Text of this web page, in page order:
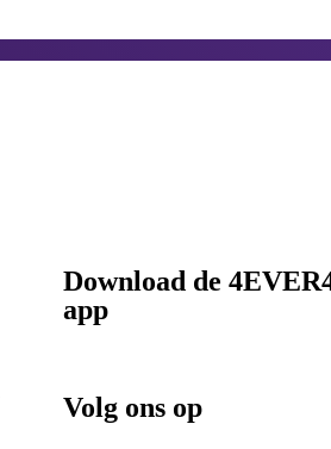
Download de
app
Volg ons op